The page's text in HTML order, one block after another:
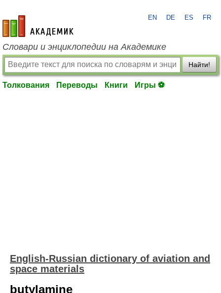
academic.ru
EN DE ES FR
Словари и энциклопедии на Академике
Найти!
Толкования Переводы Книги Игры ⚽
English-Russian dictionary of aviation and
space materials
butylamine